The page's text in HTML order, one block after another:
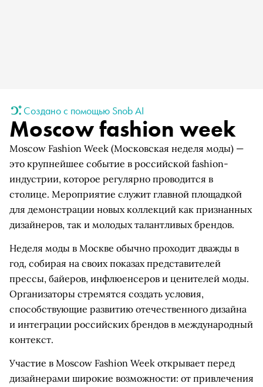
Создано с помощью Snob AI
Moscow fashion week
Moscow Fashion Week (Московская неделя моды) —
это крупнейшее событие в российской fashion-
индустрии, которое регулярно проводится в
столице. Мероприятие служит главной площадкой
для демонстрации новых коллекций как признанных
дизайнеров, так и молодых талантливых брендов.
Неделя моды в Москве обычно проходит дважды в
год, собирая на своих показах представителей
прессы, байеров, инфлюенсеров и ценителей моды.
Организаторы стремятся создать условия,
способствующие развитию отечественного дизайна
и интеграции российских брендов в международный
контекст.
Участие в Moscow Fashion Week открывает перед
дизайнерами широкие возможности: от привлечения